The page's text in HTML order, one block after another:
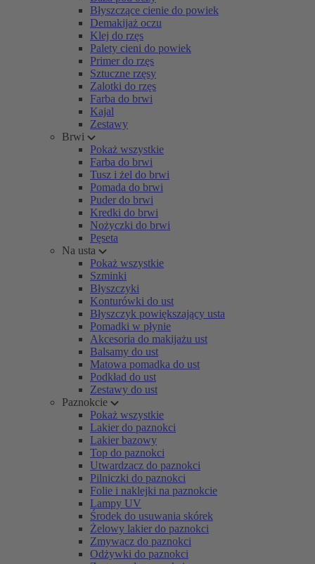
Błyszczące cienie do powiek
Demakijaż oczu
Klej do rzęs
Palety cieni do powiek
Primer do rzęs
Sztuczne rzęsy
Zalotki do rzęs
Farba do brwi
Kajal
Zestawy
Brwi
Pokaż wszystkie
Farba do brwi
Tusz i żel do brwi
Pomada do brwi
Puder do brwi
Kredki do brwi
Nożyczki do brwi
Pęseta
Na usta
Pokaż wszystkie
Szminki
Błyszczyki
Konturówki do ust
Błyszczyk powiększający usta
Pomadki w płynie
Akcesoria do makijażu ust
Balsamy do ust
Matowa pomadka do ust
Podkład do ust
Zestawy do ust
Paznokcie
Pokaż wszystkie
Lakier do paznokci
Lakier bazowy
Top do paznokci
Utwardzacz do paznokci
Pilniczki do paznokci
Folie i naklejki na paznokcie
Lampy UV
Środek do usuwania skórek
Żelowy lakier do paznokci
Zmywacz do paznokci
Odżywki do paznokci